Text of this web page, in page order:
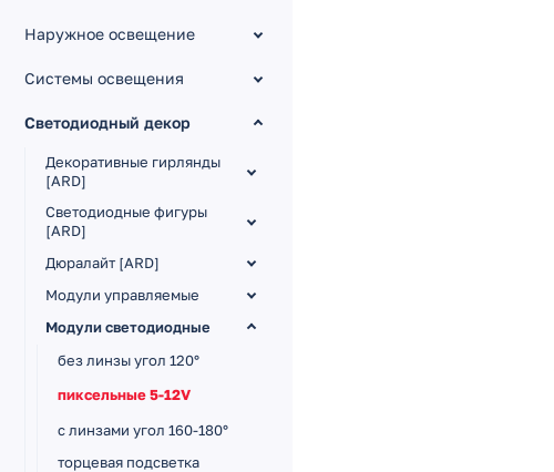
Наружное освещение
Системы освещения
Светодиодный декор
Декоративные гирлянды
[ARD]
Светодиодные фигуры
[ARD]
Дюралайт [ARD]
Модули управляемые
Модули светодиодные
без линзы угол 120°
пиксельные 5-12V
с линзами угол 160-180°
торцевая подсветка